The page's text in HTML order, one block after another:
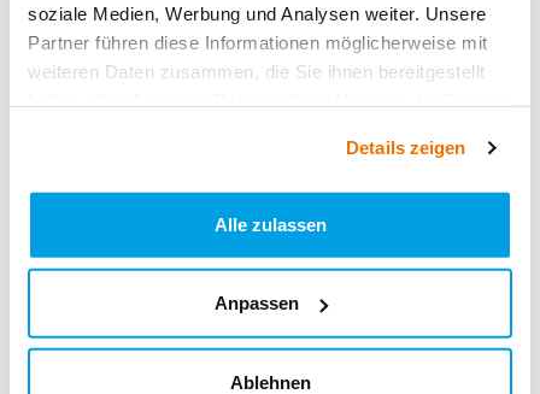
soziale Medien, Werbung und Analysen weiter. Unsere
Partner führen diese Informationen möglicherweise mit
weiteren Daten zusammen, die Sie ihnen bereitgestellt
Details zeigen
Alle zulassen
Anpassen
Ablehnen